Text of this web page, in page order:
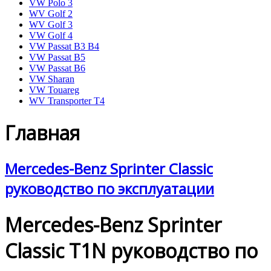
VW Polo 3
WV Golf 2
WV Golf 3
VW Golf 4
VW Passat B3 B4
VW Passat B5
VW Passat B6
VW Sharan
VW Touareg
WV Transporter T4
Главная
Mercedes-Benz Sprinter Classic
руководство по эксплуатации
Mercedes-Benz Sprinter
Classic T1N руководство по